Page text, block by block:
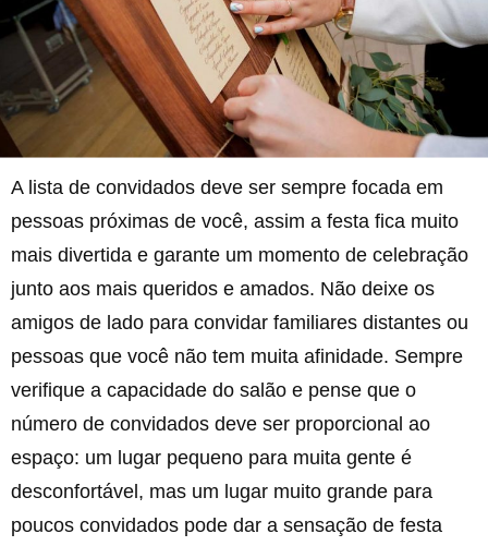
A lista de convidados deve ser sempre focada em
pessoas próximas de você, assim a festa fica muito
mais divertida e garante um momento de celebração
junto aos mais queridos e amados. Não deixe os
amigos de lado para convidar familiares distantes ou
pessoas que você não tem muita afinidade. Sempre
verifique a capacidade do salão e pense que o
número de convidados deve ser proporcional ao
espaço: um lugar pequeno para muita gente é
desconfortável, mas um lugar muito grande para
poucos convidados pode dar a sensação de festa